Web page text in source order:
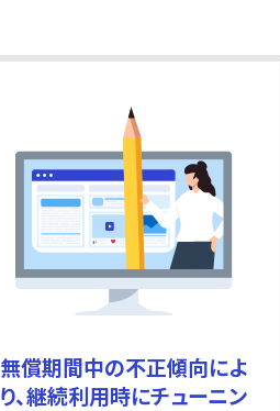
無償期間中の不正傾向によ
り、継続利用時にチューニン